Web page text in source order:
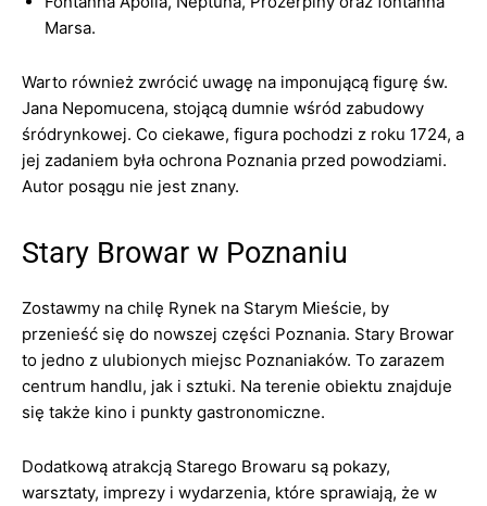
Marsa.
Warto również zwrócić uwagę na imponującą figurę św.
Jana Nepomucena, stojącą dumnie wśród zabudowy
śródrynkowej. Co ciekawe, figura pochodzi z roku 1724, a
jej zadaniem była ochrona Poznania przed powodziami.
Autor posągu nie jest znany.
Stary Browar w Poznaniu
Zostawmy na chilę Rynek na Starym Mieście, by
przenieść się do nowszej części Poznania. Stary Browar
to jedno z ulubionych miejsc Poznaniaków. To zarazem
centrum handlu, jak i sztuki. Na terenie obiektu znajduje
się także kino i punkty gastronomiczne.
Dodatkową atrakcją Starego Browaru są pokazy,
warsztaty, imprezy i wydarzenia, które sprawiają, że w